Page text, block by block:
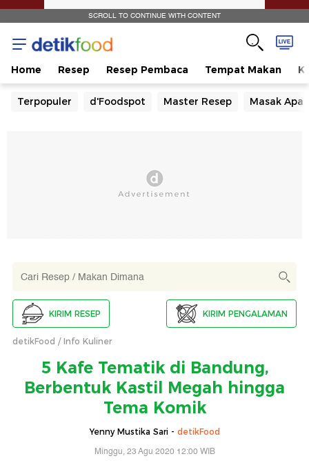
SCROLL TO CONTINUE WITH CONTENT
Home Resep Resep Pembaca Tempat Makan
Terpopuler d'Foodspot Master Resep Masak Apa
KIRIM RESEP KIRIM PENGALAMAN
detikFood Info Kuliner
5 Kafe Tematik di Bandung,
Berbentuk Kastil Megah hingga
Tema Komik
Yenny Mustika Sari - detikFood
Minggu, 23 Agu 2020 12:00 WIB